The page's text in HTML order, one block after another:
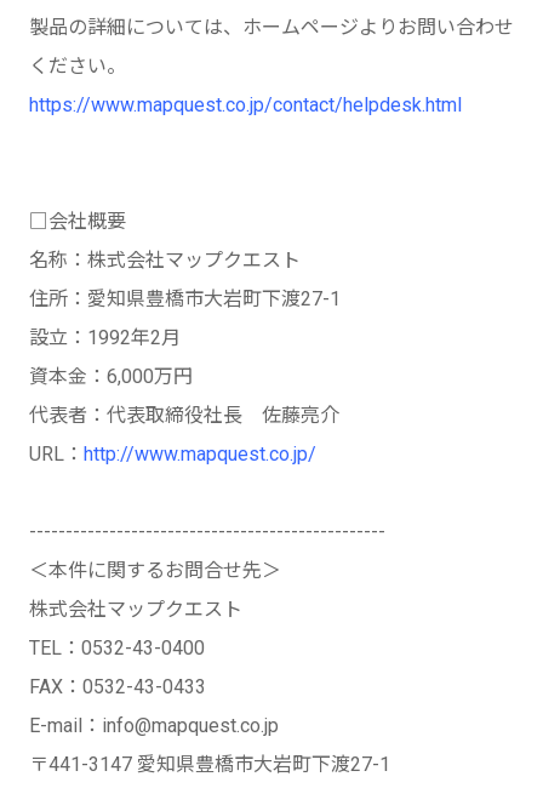
製品の詳細については、ホームページよりお問い合わせ
ください。
https://www.mapquest.co.jp/contact/helpdesk.html
□会社概要
名称：株式会社マップクエスト
住所：愛知県豊橋市大岩町下渡27-1
設立：1992年2月
資本金：6,000万円
代表者：代表取締役社長 佐藤亮介
URL： http://www.mapquest.co.jp/
-------------------------------------------------
＜本件に関するお問合せ先＞
株式会社マップクエスト
TEL：0532-43-0400
FAX：0532-43-0433
E-mail：info@mapquest.co.jp
〒441-3147 愛知県豊橋市大岩町下渡27-1